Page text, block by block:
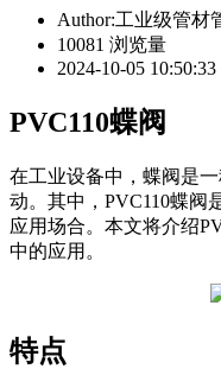
Author:工业级管材
10081 浏览量
2024-10-05 10:50:33
PVC110蝶阀
在工业设备中，蝶阀是
动。其中，PVC110蝶阀
应用场合。本文将介绍
中的应用。
特点